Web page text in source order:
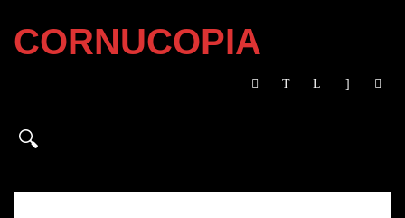
CORNUCOPIA